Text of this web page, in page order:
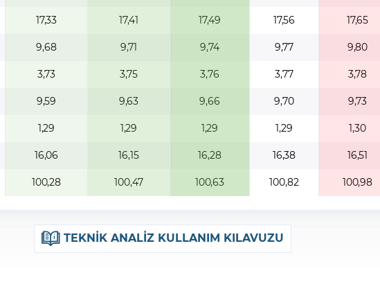
17,33 17,41 17,49 17,56 17,65
9,68 9,71 9,74 9,77 9,80
3,73 3,75 3,76 3,77 3,78
9,59 9,63 9,66 9,70 9,73
1,29 1,29 1,29 1,29 1,30
16,06 16,15 16,28 16,38 16,51
100,28 100,47 100,63 100,82 100,98
TEKNİK ANALİZ KULLANIM KILAVUZU